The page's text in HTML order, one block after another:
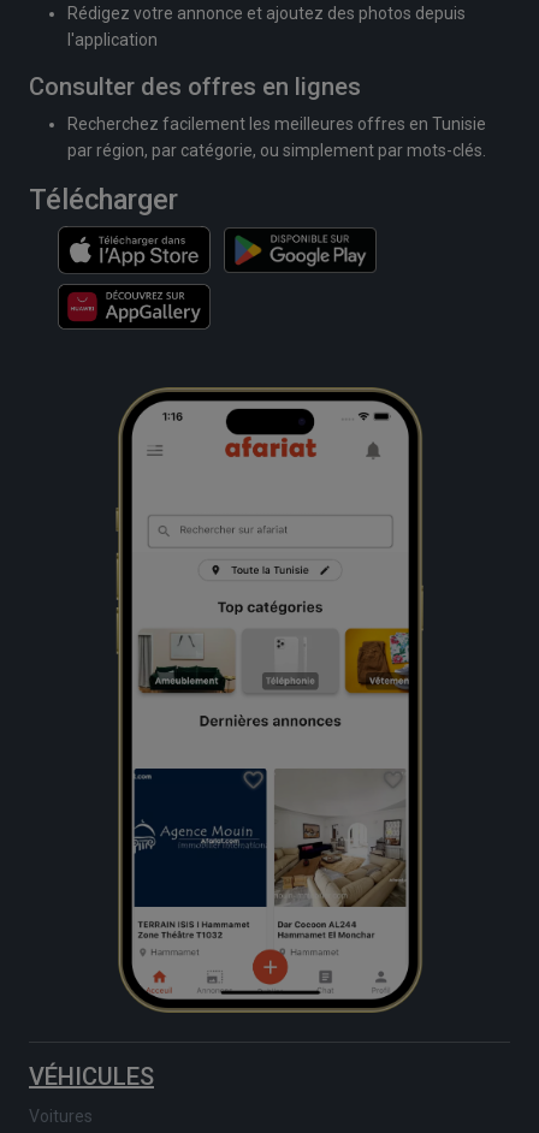
Rédigez votre annonce et ajoutez des photos depuis
l'application
Consulter des offres en lignes
Recherchez facilement les meilleures offres en Tunisie
par région, par catégorie, ou simplement par mots-clés.
Télécharger
VÉHICULES
Voitures